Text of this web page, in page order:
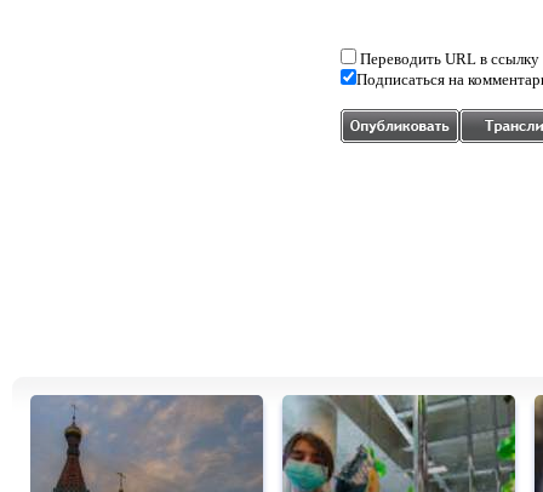
Переводить URL в ссылку
Подписаться на